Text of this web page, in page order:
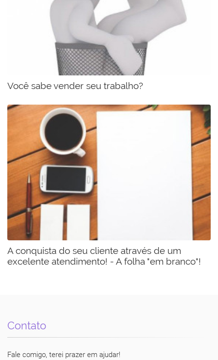
Você sabe vender seu trabalho?
A conquista do seu cliente através de um
excelente atendimento! - A folha "em branco"!
Contato
Fale comigo, terei prazer em ajudar!